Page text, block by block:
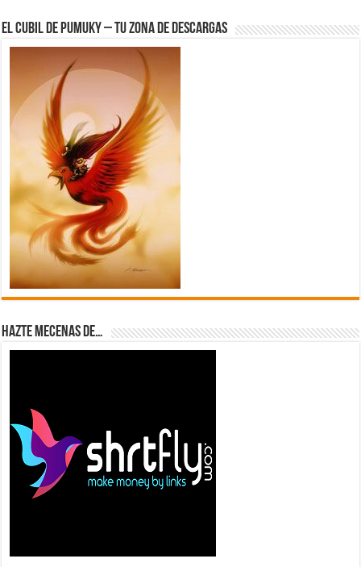
El Cubil de Pumuky – Tu zona de Descargas
Hazte Mecenas de…